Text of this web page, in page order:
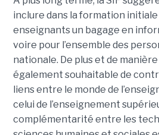
inclure dans la formation initiale
enseignants un bagage en
voire pour l’ensemble des
nationale. De plus et de
également souhaitable de
liens entre le monde de
celui de l’enseignement
complémentarité entre les